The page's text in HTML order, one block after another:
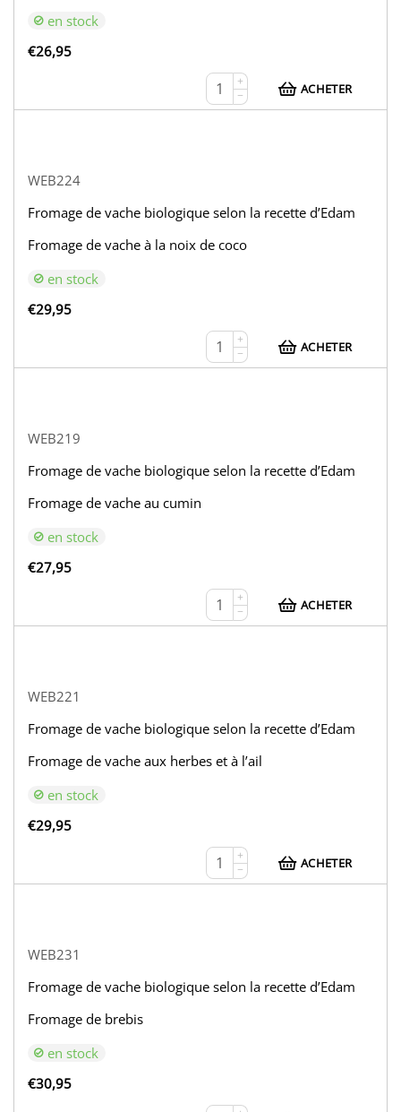
en stock
€26,95
+
−
ACHETER
WEB224
Fromage de vache biologique selon la recette d’Edam
Fromage de vache à la noix de coco
en stock
€29,95
+
−
ACHETER
WEB219
Fromage de vache biologique selon la recette d’Edam
Fromage de vache au cumin
en stock
€27,95
+
−
ACHETER
WEB221
Fromage de vache biologique selon la recette d’Edam
Fromage de vache aux herbes et à l’ail
en stock
€29,95
+
−
ACHETER
WEB231
Fromage de vache biologique selon la recette d’Edam
Fromage de brebis
en stock
€30,95